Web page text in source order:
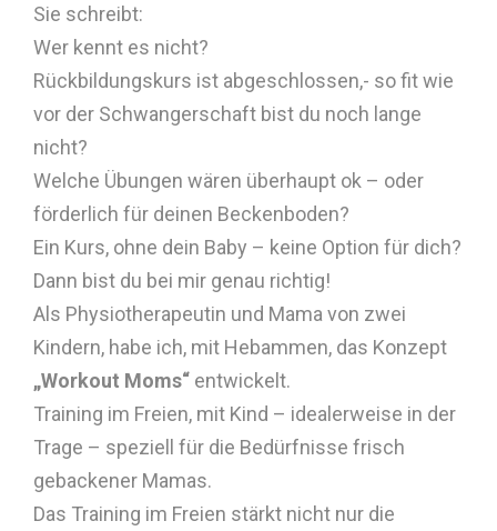
Sie schreibt:
Wer kennt es nicht?
Rückbildungskurs ist abgeschlossen,- so fit wie
vor der Schwangerschaft bist du noch lange
nicht?
Welche Übungen wären überhaupt ok – oder
förderlich für deinen Beckenboden?
Ein Kurs, ohne dein Baby – keine Option für dich?
Dann bist du bei mir genau richtig!
Als Physiotherapeutin und Mama von zwei
Kindern, habe ich, mit Hebammen, das Konzept
„Workout Moms“ entwickelt.
Training im Freien, mit Kind – idealerweise in der
Trage – speziell für die Bedürfnisse frisch
gebackener Mamas.
Das Training im Freien stärkt nicht nur die